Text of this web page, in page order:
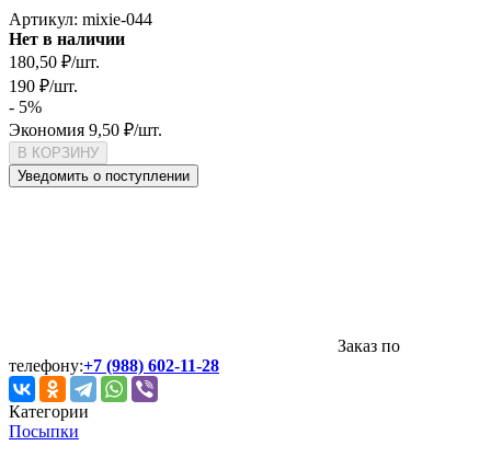
Артикул: mixie-044
Нет в наличии
180,50 ₽/шт.
190 ₽/шт.
- 5%
Экономия 9,50 ₽/шт.
В КОРЗИНУ
Уведомить о поступлении
Заказ по
телефону:+7 (988) 602-11-28
Категории
Посыпки